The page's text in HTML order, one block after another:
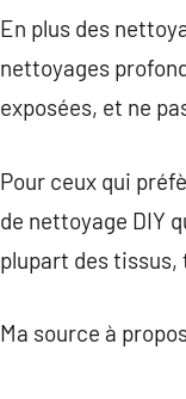
En plus des
nettoyages
exposées, et ne
Pour ceux qui
de nettoyage DIY
plupart des
Ma source à